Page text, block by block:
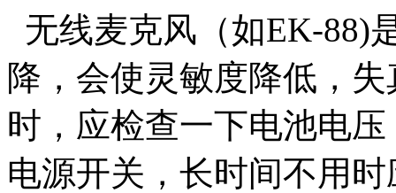
无线麦克风（如EK-88)
降，会使灵敏度降低，
时，应检查一下电池电
电源开关，长时间不用